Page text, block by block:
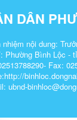
DÂN
nhiệm nội dung:
Phường Bình Lộc -
Fax:
ubnd-